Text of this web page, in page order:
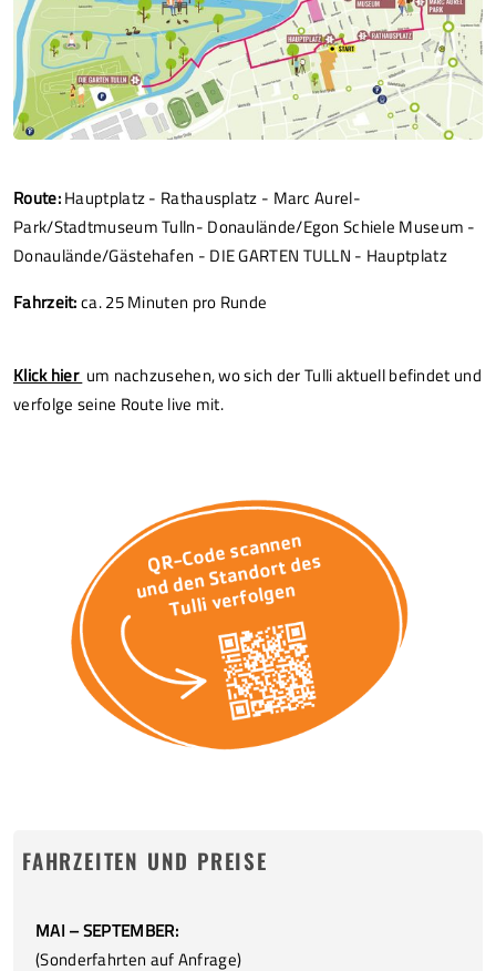
Route:Hauptplatz - Rathausplatz - Marc Aurel-
Park/Stadtmuseum Tulln- Donaulände/Egon Schiele Museum -
Donaulände/Gästehafen - DIE GARTEN TULLN - Hauptplatz
Fahrzeit:ca. 25 Minuten pro Runde
Klick hier um nachzusehen, wo sich der Tulli aktuell befindet und
verfolge seine Route live mit.
FAHRZEITEN UND PREISE
MAI – SEPTEMBER:
(Sonderfahrten auf Anfrage)